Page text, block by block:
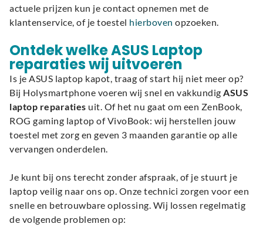
actuele prijzen kun je contact opnemen met de
klantenservice, of je toestel hierboven opzoeken.
Ontdek welke ASUS Laptop
reparaties wij uitvoeren
Is je ASUS laptop kapot, traag of start hij niet meer op?
Bij Holysmartphone voeren wij snel en vakkundig ASUS
laptop reparaties uit. Of het nu gaat om een ZenBook,
ROG gaming laptop of VivoBook: wij herstellen jouw
toestel met zorg en geven 3 maanden garantie op alle
vervangen onderdelen.
Je kunt bij ons terecht zonder afspraak, of je stuurt je
laptop veilig naar ons op. Onze technici zorgen voor een
snelle en betrouwbare oplossing. Wij lossen regelmatig
de volgende problemen op: